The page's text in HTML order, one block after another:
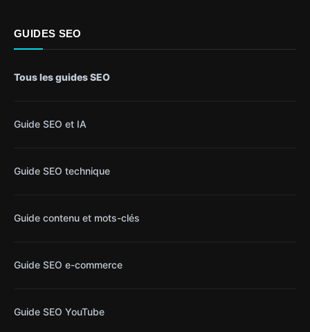
GUIDES SEO
Tous les guides SEO
Guide SEO et IA
Guide SEO technique
Guide contenu et mots-clés
Guide SEO e-commerce
Guide SEO YouTube